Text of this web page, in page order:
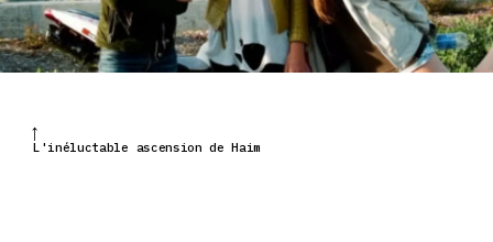
L'inéluctable ascension de Haim